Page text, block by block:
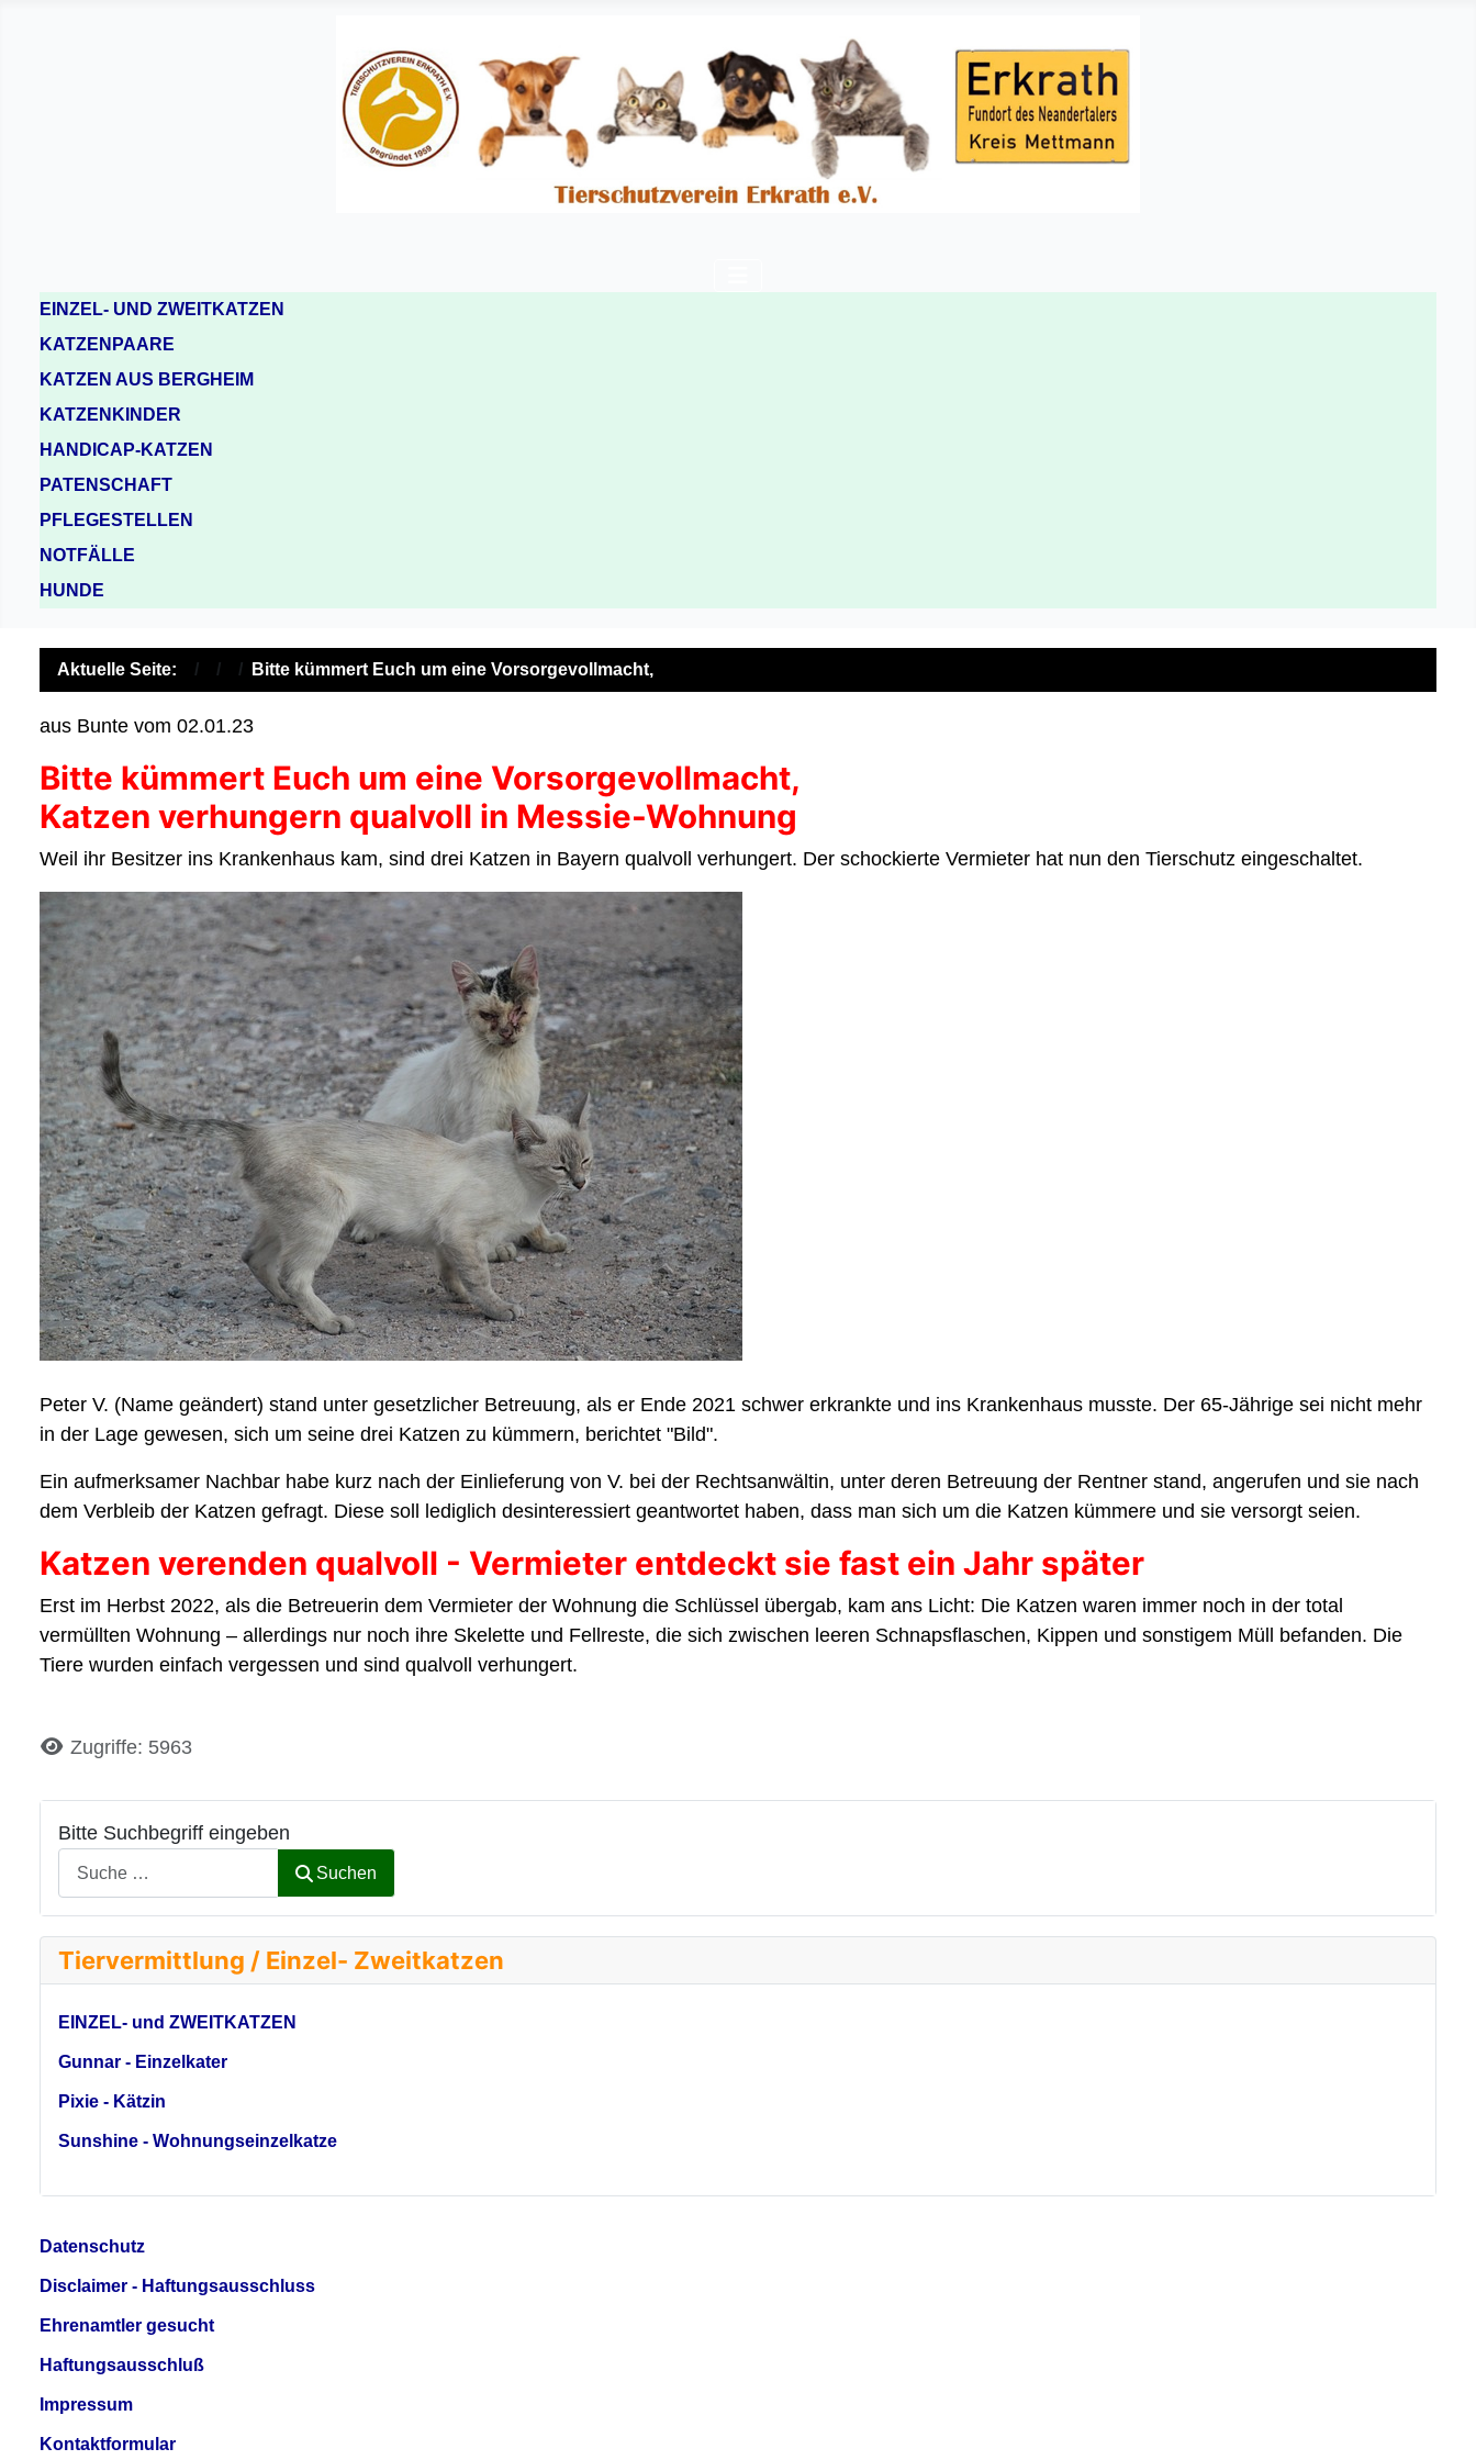
EINZEL- UND ZWEITKATZEN
KATZENPAARE
KATZEN AUS BERGHEIM
KATZENKINDER
HANDICAP-KATZEN
PATENSCHAFT
PFLEGESTELLEN
NOTFÄLLE
HUNDE
Bitte Suchbegriff eingeben
Suchen
Tiervermittlung / Einzel- Zweitkatzen
EINZEL- und ZWEITKATZEN
Gunnar - Einzelkater
Pixie - Kätzin
Sunshine - Wohnungseinzelkatze
Aktuelle Seite: Bitte kümmert Euch um eine Vorsorgevollmacht,
aus Bunte vom 02.01.23
Bitte kümmert Euch um eine Vorsorgevollmacht,
Katzen verhungern qualvoll in Messie-Wohnung
Weil ihr Besitzer ins Krankenhaus kam, sind drei Katzen in Bayern qualvoll verhungert. Der schockierte Vermieter hat nun den Tierschutz eingeschaltet.
Peter V. (Name geändert) stand unter gesetzlicher Betreuung, als er Ende 2021 schwer erkrankte und ins Krankenhaus musste. Der 65-Jährige sei nicht mehr
in der Lage gewesen, sich um seine drei Katzen zu kümmern, berichtet "Bild".
Ein aufmerksamer Nachbar habe kurz nach der Einlieferung von V. bei der Rechtsanwältin, unter deren Betreuung der Rentner stand, angerufen und sie nach
dem Verbleib der Katzen gefragt. Diese soll lediglich desinteressiert geantwortet haben, dass man sich um die Katzen kümmere und sie versorgt seien.
Katzen verenden qualvoll - Vermieter entdeckt sie fast ein Jahr später
Erst im Herbst 2022, als die Betreuerin dem Vermieter der Wohnung die Schlüssel übergab, kam ans Licht: Die Katzen waren immer noch in der total
vermüllten Wohnung – allerdings nur noch ihre Skelette und Fellreste, die sich zwischen leeren Schnapsflaschen, Kippen und sonstigem Müll befanden. Die
Tiere wurden einfach vergessen und sind qualvoll verhungert.
DetailsZugriffe: 5963
Datenschutz
Disclaimer - Haftungsausschluss
Ehrenamtler gesucht
Haftungsausschluß
Impressum
Kontaktformular